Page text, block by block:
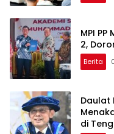
MPI
2,
Berita
Daulat
di